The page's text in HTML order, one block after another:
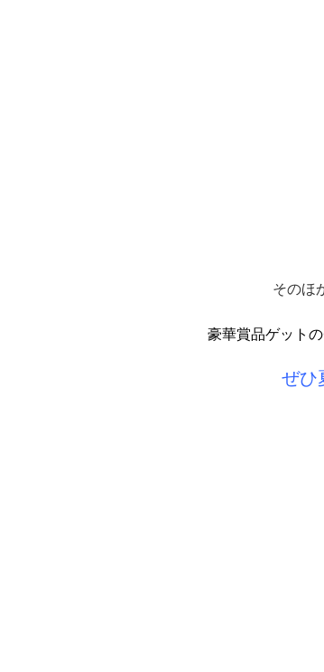
そのほ
豪華賞品ゲットの
ぜひ